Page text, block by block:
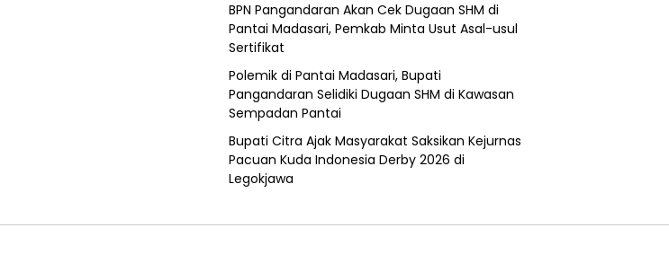
BPN Pangandaran Akan Cek Dugaan SHM di
Pantai Madasari, Pemkab Minta Usut Asal-usul
Sertifikat
Polemik di Pantai Madasari, Bupati
Pangandaran Selidiki Dugaan SHM di Kawasan
Sempadan Pantai
Bupati Citra Ajak Masyarakat Saksikan Kejurnas
Pacuan Kuda Indonesia Derby 2026 di
Legokjawa